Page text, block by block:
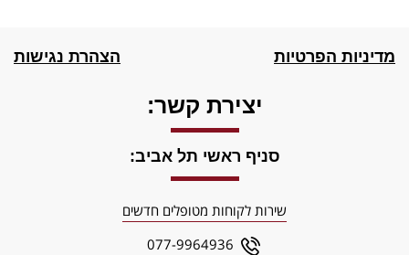
מדיניות הפרטיות הצהרת נגישות
יצירת קשר:
סניף ראשי תל אביב:
שירות לקוחות מטופלים חדשים
077-9964936